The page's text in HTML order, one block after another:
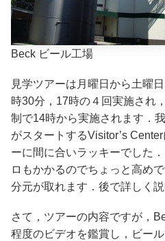
Beck ビール工場
見学ツアーは月曜日から土曜
時30分，17時の４回実施され
制で14時から実施されます．
がスタートするVisitor’s
ーに間に合いラッキーでした
ロもかかるのでちょっと高め
分元が取れます．後で詳しく説
さて，ツアーの内容ですが，
程度のビデオを鑑賞し，ビー